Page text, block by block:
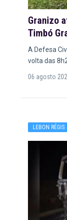
Granizo
Timbó
A Defesa
volta das
06 agosto
LEBON RÉGIS